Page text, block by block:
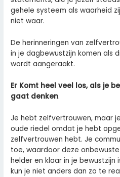
gehele systeem als waarheid
niet waar.
De herinneringen van
in je dagbewustzijn komen als
wordt aangeraakt.
Er Komt heel veel los, als je
gaat denken.
Je hebt zelfvertrouwen, maar
oude riedel omdat je hebt
zelfvertrouwen hebt. Je
toe, waardoor deze
helder en klaar in je
kun je niet anders dan zo te